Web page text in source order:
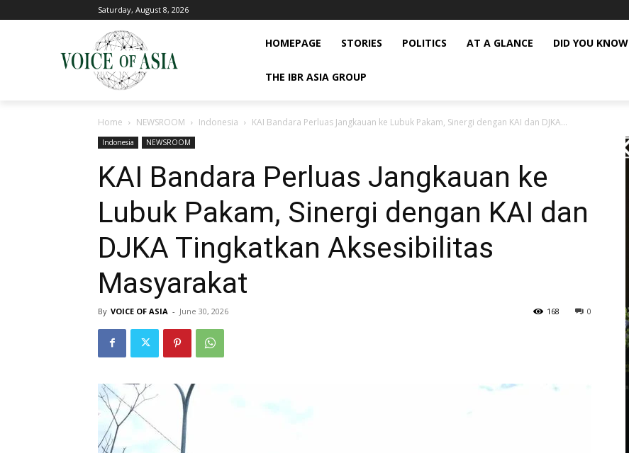
Saturday, August 8, 2026
HOMEPAGE STORIES POLITICS AT A GLANCE DID YOU KNOW
THE IBR ASIA GROUP
Home NEWSROOM Indonesia KAI Bandara Perluas Jangkauan ke Lubuk Pakam, Sinergi dengan KAI dan DJKA...
Indonesia NEWSROOM
KAI Bandara Perluas Jangkauan ke
Lubuk Pakam, Sinergi dengan KAI dan
DJKA Tingkatkan Aksesibilitas
Masyarakat
By VOICE OF ASIA - June 30, 2026 0
168